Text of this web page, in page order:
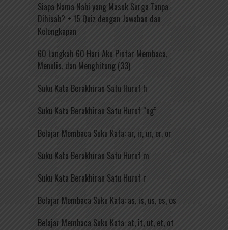
Siapa Nama Nabi yang Masuk Surga Tanpa
Dihisab? + 15 Quiz dengan Jawaban dan
Kelengkapan
60 Langkah 60 Hari Aku Pintar Membaca,
Menulis, dan Menghitung (33)
Suku Kata Berakhiran Satu Huruf h
Suku Kata Berakhiran Satu Huruf “ng”
Belajar Membaca Suku Kata: ar, ir, ur, er, or
Suku Kata Berakhiran Satu Huruf m
Suku Kata Berakhiran Satu Huruf r
Belajar Membaca Suku Kata: as, is, us, es, os
Belajar Membaca Suku Kata: at, it, ut, et, ot